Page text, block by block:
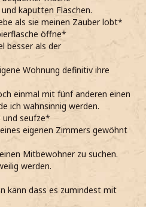
kaputten Flaschen.
als sie meinen Zauber lobt*
öffne*
besser als der
Wohnung definitiv ihre
einmal mit fünf anderen einen
ich wahnsinnig werden.
seufze*
eigenen Zimmers gewöhnt
Mitbewohner zu suchen.
werden.
kann dass es zumindest mit